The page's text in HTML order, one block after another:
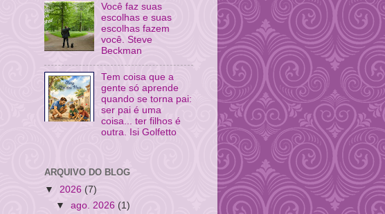
Você faz suas
escolhas e suas
escolhas fazem
você. Steve
Beckman
Tem coisa que a
gente só aprende
quando se torna pai:
ser pai é uma
coisa... ter filhos é
outra. Isi Golfetto
ARQUIVO DO BLOG
▼ 2026 (7)
▼ago. 2026 (1)